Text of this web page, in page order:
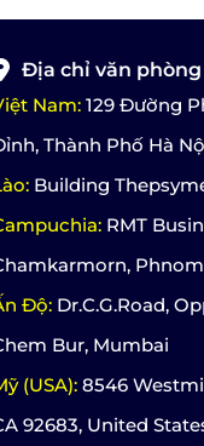
Địa chỉ văn phòng
Nam: 129 Đường
Thành Phố Hà
Building
RMT
Độ: Dr.C.G.Road,
Bur, Mumbai
(USA): 8546
92683, United